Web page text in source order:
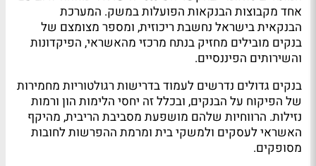
אחד מקבוצות הבנקאות הפועלות במשק. המערכת
הבנקאית בישראל נחשבת ריכוזית, ומספר מצומצם של
בנקים מובילים מחזיק בנתח מרכזי מהאשראי, הפיקדונות
והשירותים הפיננסיים.
בנקים גדולים נדרשים לעמוד בדרישות רגולטוריות מחמירות
של הפיקוח על הבנקים, ובכלל זה יחסי הלימות הון ורמות
נזילות. הרווחיות שלהם מושפעת מסביבת הריבית, מהיקף
האשראי לעסקים ולמשקי בית ומרמת ההפרשות לחובות
מסופקים.